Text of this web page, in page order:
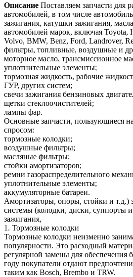
Описание Поставляем запчасти для
автомобилей, в том числе
зажигания, катушки зажигания,
автомобилей марок, включая Toyota,
Volvo, BMW, Benz, Ford, Landrover,
фильтры, топливные, воздушные и
моторное масло, трансмиссионное
уплотнительные элементы;
тормозная жидкость, рабочие
ГУР, других систем;
свечи зажигания бензиновых
щетки стеклоочистителей;
лампы фар.
Основные запчасти, пользующиеся
спросом:
тормозные колодки;
воздушные фильтры;
масляные фильтры;
стойки амортизаторов;
ремни газораспределительного
уплотнительные элементы;
аккумуляторные батареи.
Амортизаторы, опоры, стойки и т.д.)
системы (колодки, диски, суппорты
зажигания,
1. Тормозные колодки
Тормозные колодки неизменно
популярности. Это расходный
регулярной замены для обеспечения
году покупатели отдают
таким как Bosch, Brembo и TRW.